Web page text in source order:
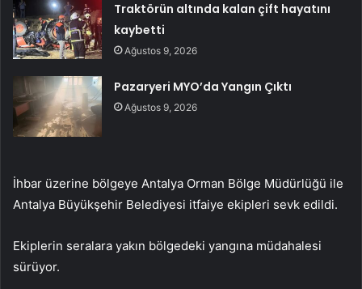
Traktörün altında kalan çift hayatını
kaybetti
Ağustos 9, 2026
Pazaryeri MYO’da Yangın Çıktı
Ağustos 9, 2026
İhbar üzerine bölgeye Antalya Orman Bölge Müdürlüğü ile
Antalya Büyükşehir Belediyesi itfaiye ekipleri sevk edildi.
Ekiplerin seralara yakın bölgedeki yangına müdahalesi
sürüyor.